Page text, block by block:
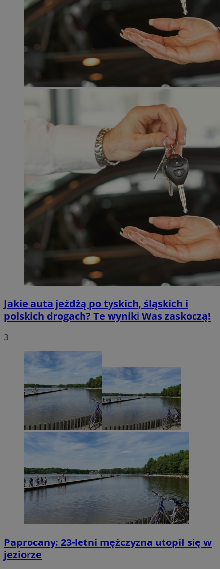
Jakie auta jeżdżą po tyskich, śląskich i
polskich drogach? Te wyniki Was zaskoczą!
3
Paprocany: 23-letni mężczyzna utopił się w
jeziorze